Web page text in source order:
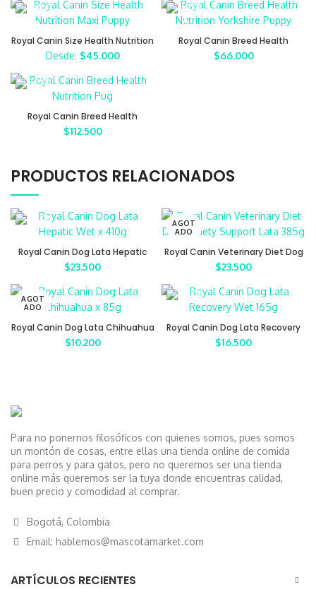
Royal Canin Size Health Nutrition
Maxi Puppy
Desde: $45.000
Royal Canin Breed Health
Nutrition Yorkshire Puppy
$66.000
Royal Canin Breed Health
Nutrition Pug
$112.500
PRODUCTOS RELACIONADOS
Royal Canin Dog Lata Hepatic
Wet x 410g
$23.500
AGOT
ADO
Royal Canin Veterinary Diet Dog
Satiety Support Lata x 385g
$23.500
AGOT
ADO
Royal Canin Dog Lata Chihuahua
x 85g
$10.200
Royal Canin Dog Lata Recovery
Wet x 165g
$16.500
Para no ponernos filosóficos con quienes somos, pues somos
un montón de cosas, entre ellas una tienda online de comida
para perros y para gatos, pero no queremos ser una tienda
online más queremos ser la tuya donde encuentras calidad,
buen precio y comodidad al comprar.
Bogotá, Colombia
Email: hablemos@mascotamarket.com
ARTÍCULOS RECIENTES